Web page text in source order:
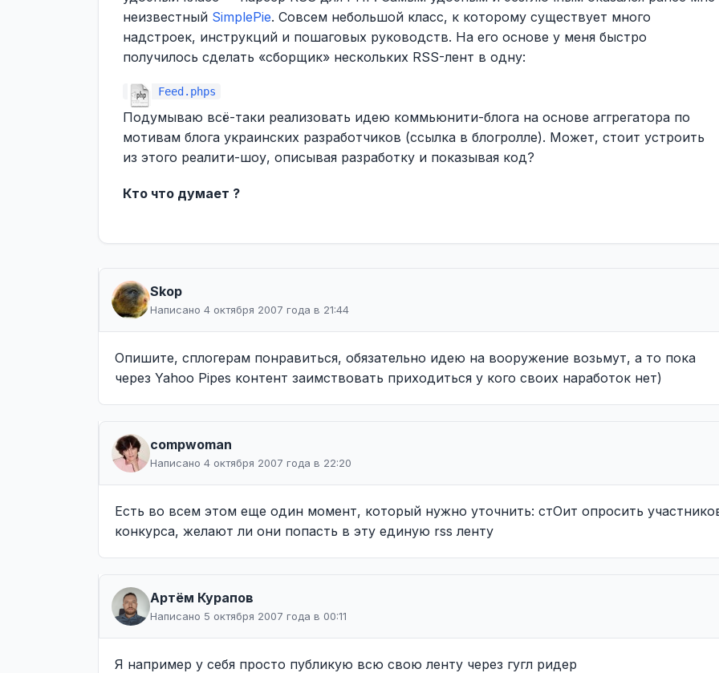
неизвестный SimplePie. Совсем небольшой класс, к которому существует много
надстроек, инструкций и пошаговых руководств. На его основе у меня быстро
получилось сделать «сборщик» нескольких RSS-лент в одну:
Feed.phps
Подумываю всё-таки реализовать идею коммьюнити-блога на основе аггрегатора по
мотивам блога украинских разработчиков (ссылка в блогролле). Может, стоит устроить
из этого реалити-шоу, описывая разработку и показывая код?
Кто что думает ?
Skop
Написано 4 октября 2007 года в 21:44
Опишите, сплогерам понравиться, обязательно идею на вооружение возьмут, а то пока
через Yahoo Pipes контент заимствовать приходиться у кого своих наработок нет)
compwoman
Написано 4 октября 2007 года в 22:20
Есть во всем этом еще один момент, который нужно уточнить: стОит опросить
конкурса, желают ли они попасть в эту единую rss ленту
Артём Курапов
Написано 5 октября 2007 года в 00:11
Я например у себя просто публикую всю свою ленту через гугл ридер